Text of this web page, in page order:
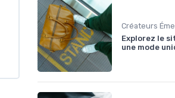
Créateurs
Explorez le
une mode